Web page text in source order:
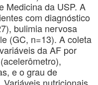
Medicina da USP. A
com diagnóstico
bulimia nervosa
(GC, n=13). A coleta
da AF por
e o grau de